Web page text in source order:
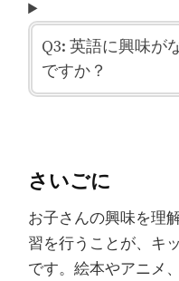
Q3: 英語に興味が
ですか？
さいごに
お子さんの興味を理
習を行うことが、キ
です。絵本やアニメ